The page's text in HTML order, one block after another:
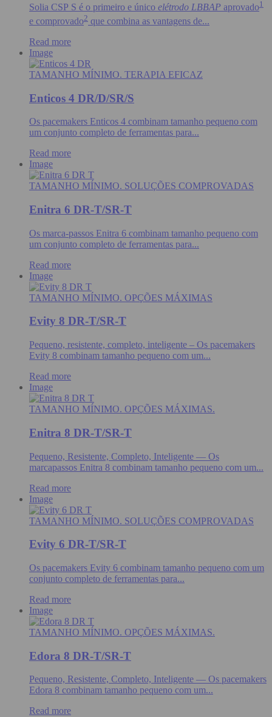
Solia CSP S é o primeiro e único elétrodo LBBAP aprovado1
e comprovado2 que combina as vantagens de...
Read more
Image
TAMANHO MÍNIMO. TERAPIA EFICAZ
Enticos 4 DR/D/SR/S
Os pacemakers Enticos 4 combinam tamanho pequeno com
um conjunto completo de ferramentas para...
Read more
Image
TAMANHO MÍNIMO. SOLUÇÕES COMPROVADAS
Enitra 6 DR-T/SR-T
Os marca-passos Enitra 6 combinam tamanho pequeno com
um conjunto completo de ferramentas para...
Read more
Image
TAMANHO MÍNIMO. OPÇÕES MÁXIMAS
Evity 8 DR-T/SR-T
Pequeno, resistente, completo, inteligente – Os pacemakers
Evity 8 combinam tamanho pequeno com um...
Read more
Image
TAMANHO MÍNIMO. OPÇÕES MÁXIMAS.
Enitra 8 DR-T/SR-T
Pequeno, Resistente, Completo, Inteligente — Os
marcapassos Enitra 8 combinam tamanho pequeno com um...
Read more
Image
TAMANHO MÍNIMO. SOLUÇÕES COMPROVADAS
Evity 6 DR-T/SR-T
Os pacemakers Evity 6 combinam tamanho pequeno com um
conjunto completo de ferramentas para...
Read more
Image
TAMANHO MÍNIMO. OPÇÕES MÁXIMAS.
Edora 8 DR-T/SR-T
Pequeno, Resistente, Completo, Inteligente — Os pacemakers
Edora 8 combinam tamanho pequeno com um...
Read more